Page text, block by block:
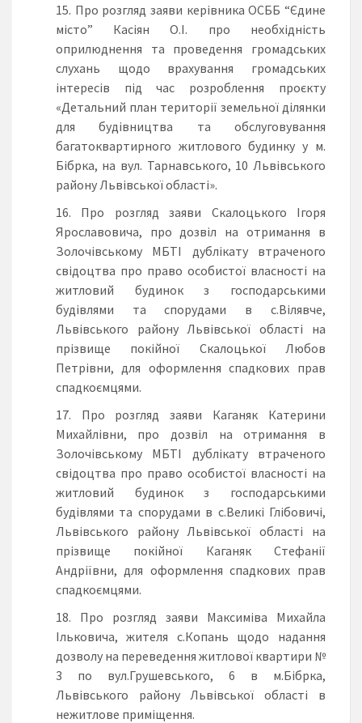
Про розгляд заяви керівника ОСББ “Єдине
місто” Касіян О.І. про необхідність
оприлюднення та проведення громадських
слухань щодо врахування громадських
інтересів під час розроблення проєкту
«Детальний план території земельної ділянки
для будівництва та обслуговування
багатоквартирного житлового будинку у м.
Бібрка, на вул. Тарнавського, 10 Львівського
району Львівської області».
Про розгляд заяви Скалоцького Ігоря
Ярославовича, про дозвіл на отримання в
Золочівському МБТІ дублікату втраченого
свідоцтва про право особистої власності на
житловий будинок з господарськими
будівлями та спорудами в с.Вілявче,
Львівського району Львівської області на
прізвище покійної Скалоцької Любов
Петрівни, для оформлення спадкових прав
спадкоємцями.
Про розгляд заяви Каганяк Катерини
Михайлівни, про дозвіл на отримання в
Золочівському МБТІ дублікату втраченого
свідоцтва про право особистої власності на
житловий будинок з господарськими
будівлями та спорудами в с.Великі Глібовичі,
Львівського району Львівської області на
прізвище покійної Каганяк Стефанії
Андріївни, для оформлення спадкових прав
спадкоємцями.
Про розгляд заяви Максиміва Михайла
Ільковича, жителя с.Копань щодо надання
дозволу на переведення житлової квартири №
3 по вул.Грушевського, 6 в м.Бібрка,
Львівського району Львівської області в
нежитлове приміщення.